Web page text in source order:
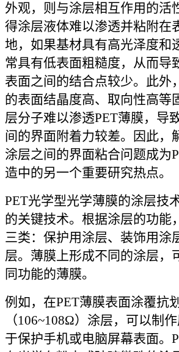
外观，则与涂层相互作用的活
得涂层液体难以渗透并粘附在
地，如果基材具有高光泽度和
常具有低表面粗糙度，从而导
表面之间的结合点较少。此外
的表面结晶度高、取向性高等
层分子难以渗透PET薄膜，导
间的界面附着力较差。因此，
涂层之间的界面粘合问题成为
造中的另一个重要研究热点。
PET光学型光学薄膜的涂层技
的关键技术。根据涂层的功能
三类：保护用涂层、装饰用涂
层。薄膜上形成不同的涂层，
同功能的薄膜。
例如，在PET薄膜表面涂覆抗
（106~108Ω）涂层，可以制
于保护手机或电脑屏幕表面。